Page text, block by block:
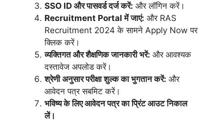
SSO ID और पासवर्ड दर्ज करें: और लॉगिन करें।
Recruitment Portal में जाएं: और RAS
Recruitment 2024 के सामने Apply Now पर
क्लिक करें।
व्यक्तिगत और शैक्षणिक जानकारी भरें: और आवश्यक
दस्तावेज अपलोड करें।
श्रेणी अनुसार परीक्षा शुल्क का भुगतान करें: और
आवेदन पत्र सबमिट करें।
भविष्य के लिए आवेदन पत्र का प्रिंट आउट निकाल
लें।